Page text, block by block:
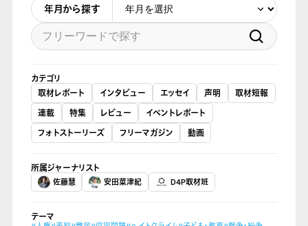
年月から探す
カテゴリ
取材レポート
インタビュー エッセイ 声明
取材短報
連載
特集 レビュー
イベントレポート
フォトストーリーズ
フリーマガジン 動画
所属ジャーナリスト
佐藤慧 安田菜津紀 D4P取材班
テーマ